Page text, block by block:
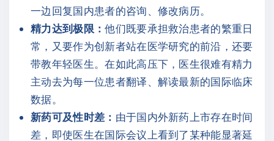
一边回复国内患者的咨询、修改病历。
精力达到极限：他们既要承担救治患者的繁重日
常，又要作为创新者站在医学研究的前沿，还要
带教年轻医生。在如此高压下，医生很难有精力
主动去为每一位患者翻译、解读最新的国际临床
数据。
新药可及性时差： 由于国内外新药上市存在时间
差，即使医生在国际会议上看到了某种能显著延